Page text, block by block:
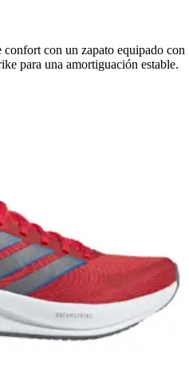
con un zapato equipado con
para una amortiguación estable.